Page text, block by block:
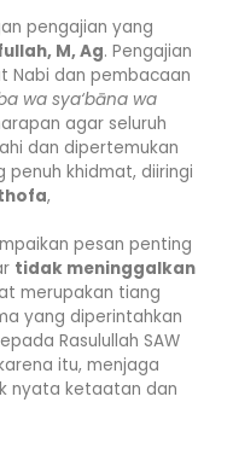
pengajian yang
M, Ag. Pengajian
Nabi dan pembacaan
wa sya‘bāna wa
agar seluruh
dan dipertemukan
penuh khidmat, diiringi
,
pesan penting
tidak meninggalkan
merupakan tiang
yang diperintahkan
Rasulullah SAW
itu, menjaga
nyata ketaatan dan